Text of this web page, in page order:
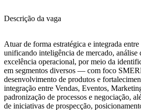
Descrição da vaga
Atuar de forma estratégica e integrada
unificando inteligência de mercado, análise
excelência operacional, por meio da
em segmentos diversos — com foco
desenvolvimento de produtos e
integração entre Vendas, Eventos,
padronização de processos e negociação,
de iniciativas de prospecção,